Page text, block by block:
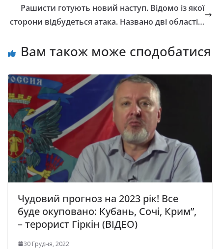
Рашисти готують новий наступ. Відомо із якої
сторони відбудеться атака. Названо дві області…
Вам також може сподобатися
Чудовий прогноз на 2023 рік! Все
буде окуповано: Кубань, Сочі, Крим”,
– терорист Гіркін (ВІДЕО)
30 Грудня, 2022